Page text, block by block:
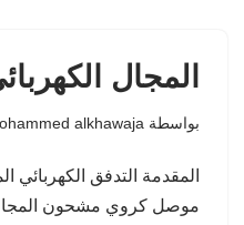
المجال
بواسطة alkhawaja
المقدمة التدفق الكهربائي
موصل كروي مشحون المجال